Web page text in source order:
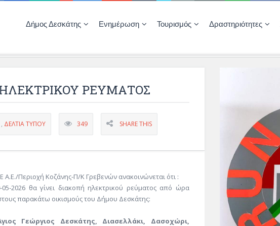
Δήμος Δεσκάτης Ενημέρωση Τουρισμός Δραστηριότητες
ΡΕΥΜΑΤΟΣ
, ΔΕΛΤΊΑ ΤΎΠΟΥ 349 SHARE THIS
Α.Ε./Περιοχή Κοζάνης-Π/Κ Γρεβενών ανακοινώνεται ότι :
2026 θα γίνει διακοπή ηλεκτρικού ρεύματος από ώρα
παρακάτω οικισμούς του Δήμου Δεσκάτης:
Γεώργιος Δεσκάτης, Διασελλάκι, Δασοχώρι,